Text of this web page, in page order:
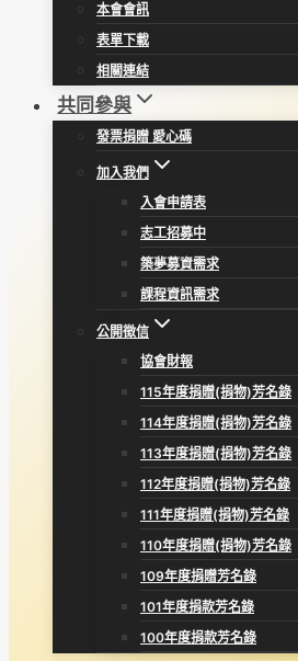
本會會訊
表單下載
相關連結
共同參與
發票捐贈 愛心碼
加入我們
入會申請表
志工招募中
築夢募資需求
課程資訊需求
公開徵信
協會財報
115年度捐贈(捐物)芳名錄
114年度捐贈(捐物)芳名錄
113年度捐贈(捐物)芳名錄
112年度捐贈(捐物)芳名錄
111年度捐贈(捐物)芳名錄
110年度捐贈(捐物)芳名錄
109年度捐贈芳名錄
101年度捐款芳名錄
100年度捐款芳名錄